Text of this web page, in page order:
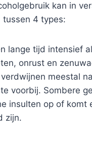
kan in
tussen 4 types:
lange tijd intensief
onrust en
meestal
voorbij. Sombere
insulten op of komt
zijn.